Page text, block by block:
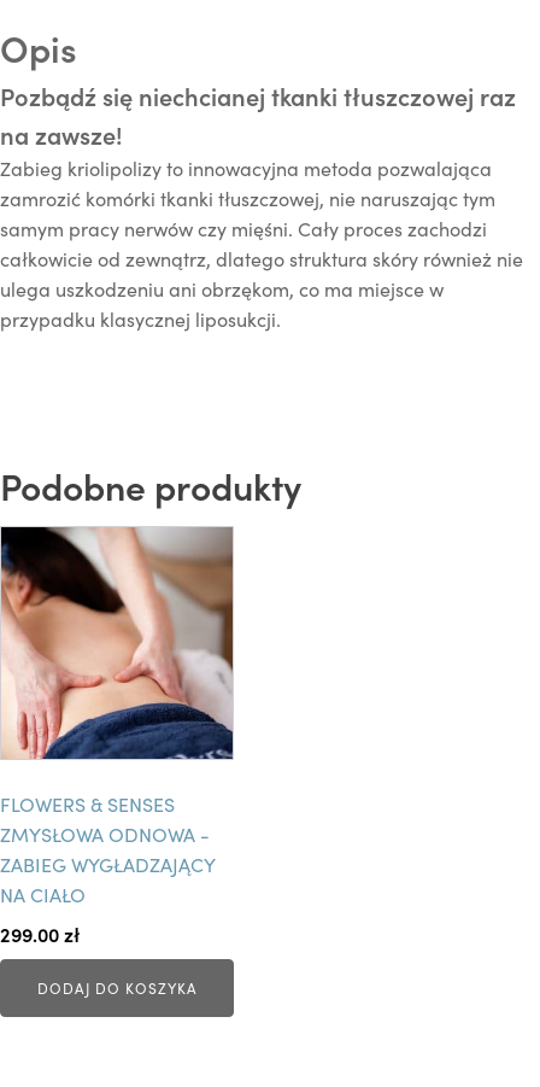
p
o
l
i
z
Opis
Pozbądź się niechcianej tkanki tłuszczowej raz
na zawsze!
Zabieg kriolipolizy to innowacyjna metoda pozwalająca
zamrozić komórki tkanki tłuszczowej, nie naruszając tym
samym pracy nerwów czy mięśni. Cały proces zachodzi
całkowicie od zewnątrz, dlatego struktura skóry również nie
ulega uszkodzeniu ani obrzękom, co ma miejsce w
przypadku klasycznej liposukcji.
Podobne produkty
FLOWERS & SENSES
ZMYSŁOWA ODNOWA -
ZABIEG WYGŁADZAJĄCY
NA CIAŁO
299.00zł
DODAJ DO KOSZYKA